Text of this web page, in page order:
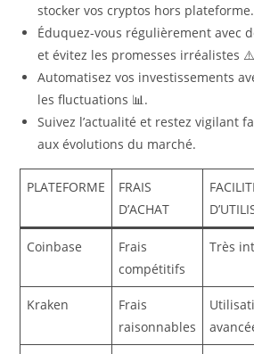
stocker vos cryptos hors plateforme.
Éduquez-vous régulièrement avec
et évitez les promesses irréalistes
Automatisez vos investissements
les fluctuations 📊.
Suivez l’actualité et restez vigilant
aux évolutions du marché.
PLATEFORME
FRAIS
D’ACHAT
Coinbase
Frais
compétitifs
Très
Kraken
Frais
raisonnables